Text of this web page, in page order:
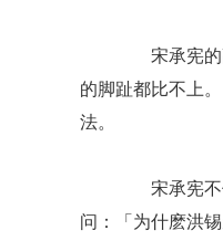
宋承宪的高
的脚趾都比不上
法。
宋承宪不但
问：「为什麽洪